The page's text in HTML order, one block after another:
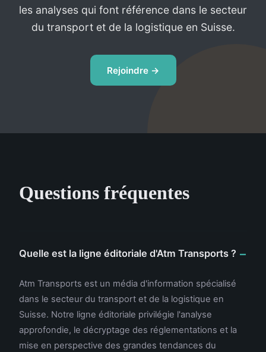
les analyses qui font référence dans le secteur
du transport et de la logistique en Suisse.
Rejoindre →
Questions fréquentes
Quelle est la ligne éditoriale d'Atm Transports ?
Atm Transports est un média d'information spécialisé
dans le secteur du transport et de la logistique en
Suisse. Notre ligne éditoriale privilégie l'analyse
approfondie, le décryptage des réglementations et la
mise en perspective des grandes tendances du